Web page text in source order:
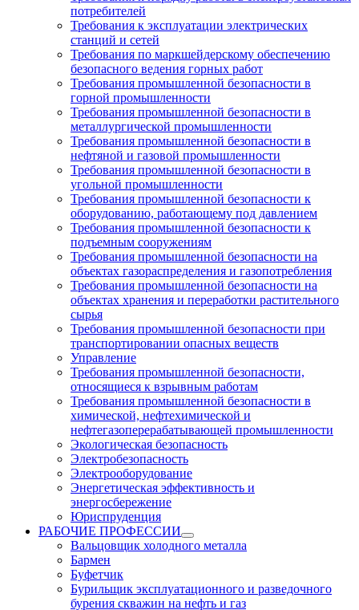
потребителей
Требования к эксплуатации электрических
станций и сетей
Требования по маркшейдерскому обеспечению
безопасного ведения горных работ
Требования промышленной безопасности в
горной промышленности
Требования промышленной безопасности в
металлургической промышленности
Требования промышленной безопасности в
нефтяной и газовой промышленности
Требования промышленной безопасности в
угольной промышленности
Требования промышленной безопасности к
оборудованию, работающему под давлением
Требования промышленной безопасности к
подъемным сооружениям
Требования промышленной безопасности на
объектах газораспределения и газопотребления
Требования промышленной безопасности на
объектах хранения и переработки растительного
сырья
Требования промышленной безопасности при
транспортировании опасных веществ
Управление
Требования промышленной безопасности,
относящиеся к взрывным работам
Требования промышленной безопасности в
химической, нефтехимической и
нефтегазоперерабатывающей промышленности
Экологическая безопасность
Электробезопасность
Электрооборудование
Энергетическая эффективность и
энергосбережение
Юриспруденция
РАБОЧИЕ ПРОФЕССИИ
Вальцовщик холодного металла
Бармен
Буфетчик
Бурильщик эксплуатационного и разведочного
бурения скважин на нефть и газ